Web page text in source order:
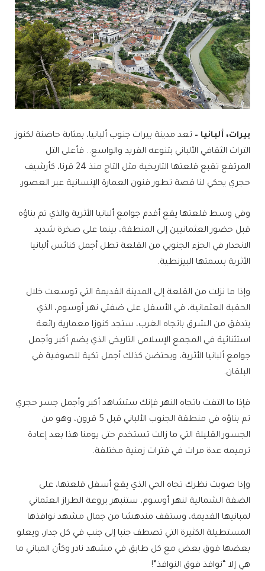
بيرات، ألبانيا – تعد مدينة بيرات جنوب ألبانيا، بمثابة حاضنة لكنوز
التراث الثقافي الألباني بتنوعه الفريد والواسع.. فأعلى التل
المرتفع تقبع قلعتها التاريخية مثل التاج منذ 24 قرنا، كأرشيف
حجري يحكي لنا قصة تطور فنون العمارة الإنسانية عبر العصور.
وفي وسط قلعتها يقع أقدم جوامع ألبانيا الأثرية والذي تم بناؤه
قبل حضور العثمانيين إلى المنطقة، بينما على صخرة شديد
الانحدار في الجزء الجنوبي من القلعة تطل أجمل كنائس ألبانيا
الأثرية بسمتها البيزنطية.
وإذا ما نزلت من القلعة إلى المدينة القديمة التي توسعت خلال
الحقبة العثمانية، في الأسفل على ضفتي نهر أوسوم، الذي
يتدفق من الشرق باتجاه الغرب، ستجد كنوزا معمارية رائعة
استثنائية في المجمع الإسلامي التاريخي الذي يضم أكبر وأجمل
جوامع ألبانيا الأثرية، ويحتضن كذلك أجمل تكية للصوفية في
البلقان.
فإذا ما التفت باتجاه النهر فإنك ستشاهد أكبر وأجمل جسر حجري
تم بناؤه في منطقة الجنوب الألباني قبل 5 قرون، وهو من
الجسور القليلة التي ما زالت تستخدم حتى يومنا هذا بعد إعادة
ترميمه عدة مرات في فترات زمنية مختلفة.
وإذا صوبت نظرك تجاه الحي الذي يقع أسفل قلعتها، على
الضفة الشمالية لنهر أوسوم، ستنبهر بروعة الطراز العثماني
لمبانيها القديمة، وستقف مندهشا من جمال مشهد نوافذها
المستطيلة الكثيرة التي تصطف جنبا إلى جنب في كل جدار، ويعلو
بعضها فوق بعض مع كل طابق في مشهد نادر وكأن المباني ما
هي إلا “نوافذ فوق النوافذ”!